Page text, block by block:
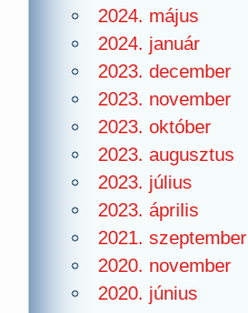
2024. május
2024. január
2023. december
2023. november
2023. október
2023. augusztus
2023. július
2023. április
2021. szeptember
2020. november
2020. június